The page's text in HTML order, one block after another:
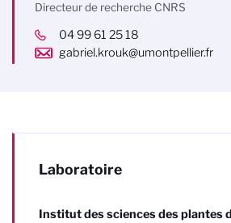
Directeur de recherche CNRS
04 99 61 25 18
gabriel.krouk@umontpellier.fr
Laboratoire
Institut des sciences des plantes